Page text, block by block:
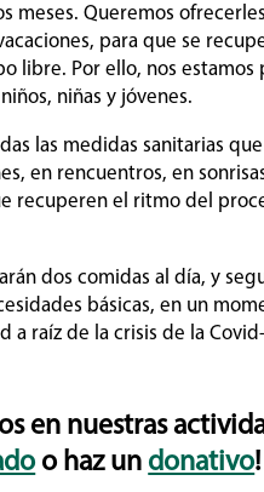
meses. Queremos
para que se
libre. Por ello, nos
niñas y jóvenes.
las medidas sanitarias
en rencuentros, en
recuperen el ritmo del
dos comidas al día, y
básicas, en un
a raíz de la crisis de la
en nuestras
o haz un donativo!